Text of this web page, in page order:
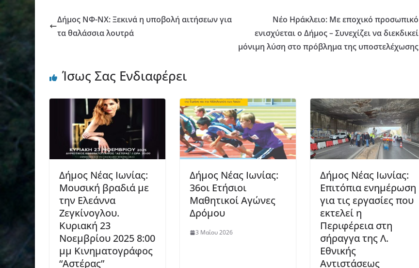
Δήμος ΝΦ-ΝΧ: Ξεκινά η υποβολή αιτήσεων για
τα θαλάσσια λουτρά
Νέο Ηράκλειο: Με εποχικό προσωπικό
ενισχύεται ο Δήμος – Συνεχίζει να διεκδικεί
μόνιμη λύση στο πρόβλημα της υποστελέχωσης
Ίσως Σας Ενδιαφέρει
Δήμος Νέας Ιωνίας:
Μουσική βραδιά με
την Ελεάννα
Ζεγκίνογλου.
Κυριακή 23
Νοεμβρίου 2025 8:00
μμ Κινηματογράφος
“Αστέρας”
Δήμος Νέας Ιωνίας:
36οι Ετήσιοι
Μαθητικοί Αγώνες
Δρόμου
3 Μαΐου 2026
Δήμος Νέας Ιωνίας:
Επιτόπια ενημέρωση
για τις εργασίες που
εκτελεί η
Περιφέρεια στη
σήραγγα της Λ.
Εθνικής
Αντιστάσεως